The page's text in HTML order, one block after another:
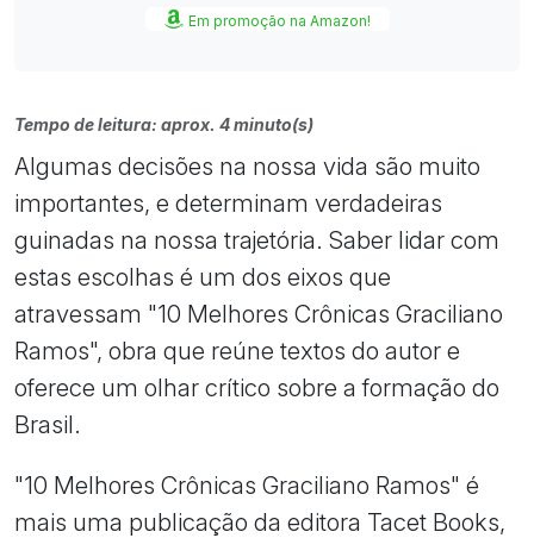
Em promoção na Amazon!
Tempo de leitura: aprox. 4 minuto(s)
Algumas decisões na nossa vida são muito
importantes, e determinam verdadeiras
guinadas na nossa trajetória. Saber lidar com
estas escolhas é um dos eixos que
atravessam "10 Melhores Crônicas Graciliano
Ramos", obra que reúne textos do autor e
oferece um olhar crítico sobre a formação do
Brasil.
"10 Melhores Crônicas Graciliano Ramos" é
mais uma publicação da editora Tacet Books,